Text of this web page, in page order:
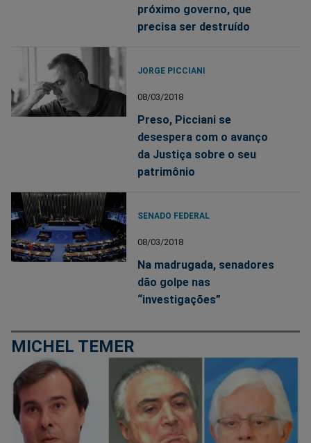
próximo governo, que
precisa ser destruído
JORGE PICCIANI
08/03/2018
Preso, Picciani se
desespera com o avanço
da Justiça sobre o seu
patrimônio
SENADO FEDERAL
08/03/2018
Na madrugada, senadores
dão golpe nas
“investigações”
MICHEL TEMER